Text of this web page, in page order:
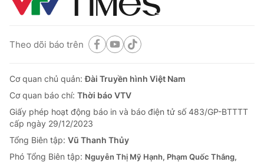
Tổng đài VTV:
024.38 355 931 - 024.38 355 932
Email:toasoan@vtv.vn
Theo dõi báo trên
Cơ quan chủ quản:Đài Truyền hình Việt Nam
Cơ quan báo chí: Thời báo VTV
Giấy phép hoạt động báo in và báo điện tử số 483/GP-BTTTT
cấp ngày 29/12/2023
Tổng Biên tập: Vũ Thanh Thủy
Phó Tổng Biên tập: Nguyễn Thị Mỹ Hạnh, Phạm Quốc Thắng,